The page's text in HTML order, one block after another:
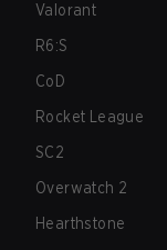
Valorant
R6:S
CoD
Rocket League
SC2
Overwatch 2
Hearthstone